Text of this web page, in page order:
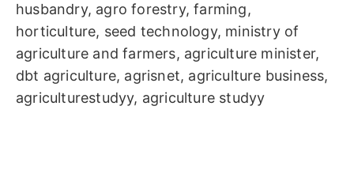
husbandry, agro forestry, farming,
horticulture, seed technology, ministry of
agriculture and farmers, agriculture minister,
dbt agriculture, agrisnet, agriculture business,
agriculturestudyy, agriculture studyy